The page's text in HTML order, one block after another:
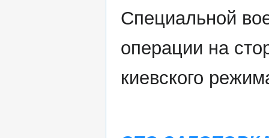
Специальной
операции на
киевского